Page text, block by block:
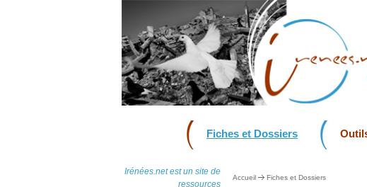
Fiches et Dossiers
Irénées.net est un site de
ressources
Accueil Fiches et Dossiers